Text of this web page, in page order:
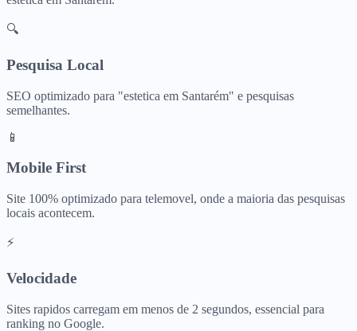
🔍
Pesquisa Local
SEO optimizado para "estetica em Santarém" e pesquisas
semelhantes.
📱
Mobile First
Site 100% optimizado para telemovel, onde a maioria das pesquisas
locais acontecem.
⚡
Velocidade
Sites rapidos carregam em menos de 2 segundos, essencial para
ranking no Google.